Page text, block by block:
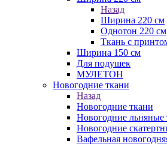
Назад
Ширина 220 см
Однотон 220 см
Ткань с
Ширина 150 см
Для подушек
МУЛЕТОН
Новогодние ткани
Назад
Новогодние ткани
Новогодние льняные
Новогодние
Вафельная